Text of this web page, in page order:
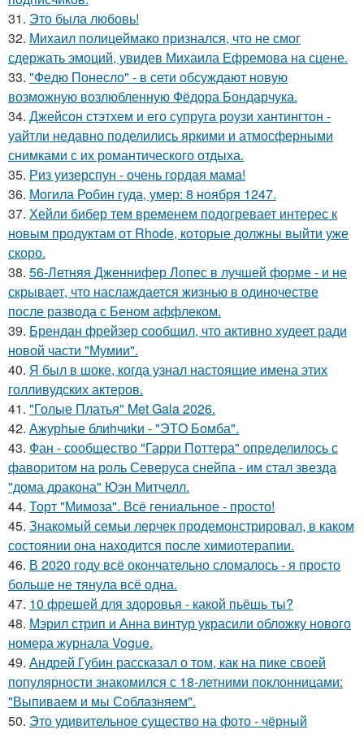
31. Это была любовь!
32. Михаил полицеймако признался, что не смог
сдержать эмоций, увидев Михаила Ефремова на сцене.
33. "Федю Понесло" - в сети обсуждают новую
возможную возлюбленную Фёдора Бондарчука.
34. Джейсон стэтхем и его супруга роузи хантингтон -
уайтли недавно поделились яркими и атмосферными
снимками с их романтического отдыха.
35. Риз уизерспун - очень гордая мама!
36. Могила Робин гуда, умер: 8 ноября 1247.
37. Хейли бибер тем временем подогревает интерес к
новым продуктам от Rhode, которые должны выйти уже
скоро.
38. 56-Летняя Дженнифер Лопес в лучшей форме - и не
скрывает, что наслаждается жизнью в одиночестве
после развода с Беном аффлеком.
39. Брендан фрейзер сообщил, что активно худеет ради
новой части "Мумии".
40. Я был в шоке, когда узнал настоящие имена этих
голливудских актеров.
41. "Голые Платья" Met Gala 2026.
42. Ажурhые блиhчиkи - "ЭТO Бомба".
43. Фан - сообщество "Гарри Поттера" определилось с
фаворитом на роль Северуса снейпа - им стал звезда
"дома дракона" Юэн Митчелл.
44. Торт "Мимоза". Всё гениальное - просто!
45. Знакомый семьи лерчек продемонстрировал, в каком
состоянии она находится после химиотерапии.
46. В 2020 году всё окончательно сломалось - я просто
больше не тянула всё одна.
47. 10 фрешей для здоровья - какой пьёшь ты?
48. Мэрил стрип и Анна винтур украсили обложку нового
номера журнала Vogue.
49. Андрей Губин рассказал о том, как на пике своей
популярности знакомился с 18-летними поклонницами:
"Выпиваем и мы Соблазняем".
50. Это удивительное существо на фото - чёрный